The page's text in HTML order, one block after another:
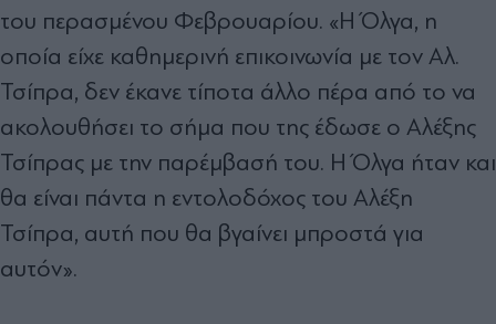
του περασμένου Φεβρουαρίου. «Η Όλγα, η
οποία είχε καθημερινή επικοινωνία με τον Αλ.
Τσίπρα, δεν έκανε τίποτα άλλο πέρα από το να
ακολουθήσει το σήμα που της έδωσε ο Αλέξης
Τσίπρας με την παρέμβασή του. Η Όλγα ήταν και
θα είναι πάντα η εντολοδόχος του Αλέξη
Τσίπρα, αυτή που θα βγαίνει μπροστά για
αυτόν».